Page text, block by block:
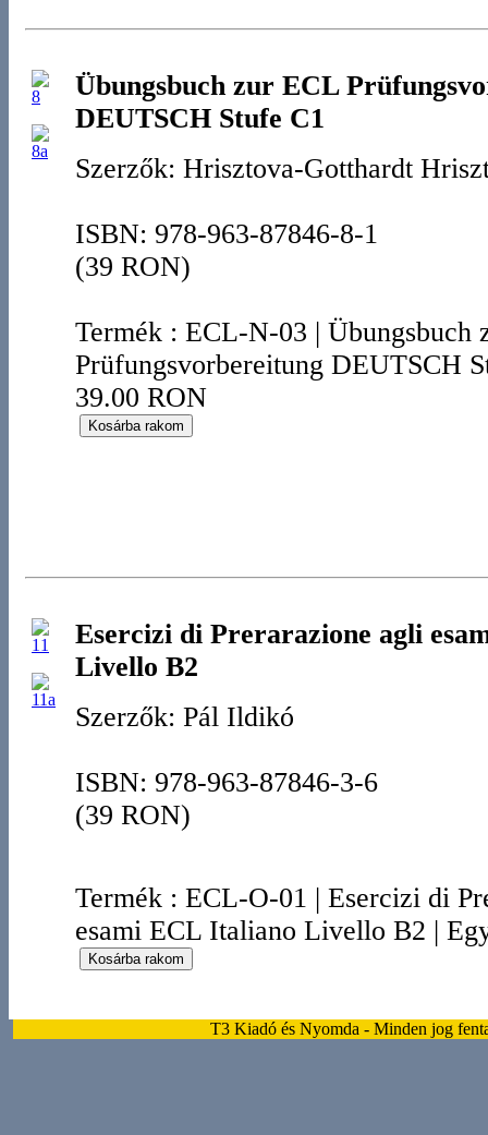
Übungsbuch zur ECL
DEUTSCH Stufe C1
Szerzők: Hrisztova-Gotthardt
ISBN: 978-963-87846-8-1
(39 RON)
Termék : ECL-N-03 | Übungsbuch
Prüfungsvorbereitung DEUTSCH
39.00 RON
Esercizi di Prerarazione agli
Livello B2
Szerzők: Pál Ildikó
ISBN: 978-963-87846-3-6
(39 RON)
Termék : ECL-O-01 | Esercizi di
esami ECL Italiano Livello B2 |
T3 Kiadó és Nyomda - Minden jog